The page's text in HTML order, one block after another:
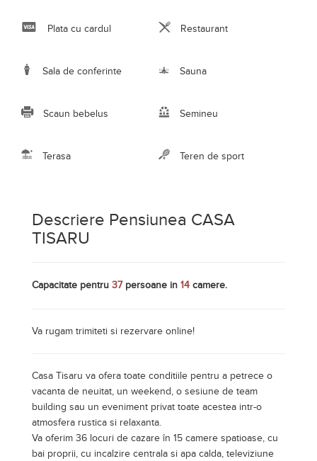
Plata cu cardul Restaurant
Sala de conferinte Sauna
Scaun bebelus Semineu
Terasa Teren de sport
Descriere Pensiunea CASA
TISARU
Capacitate pentru 37persoane in 14 camere.
Va rugam trimiteti si rezervare online!
Casa Tisaru va ofera toate conditiile pentru a petrece o
vacanta de neuitat, un weekend, o sesiune de team
building sau un eveniment privat toate acestea intr-o
atmosfera rustica si relaxanta.
Va oferim 36 locuri de cazare în 15 camere spatioase, cu
bai proprii, cu incalzire centrala si apa calda, televiziune